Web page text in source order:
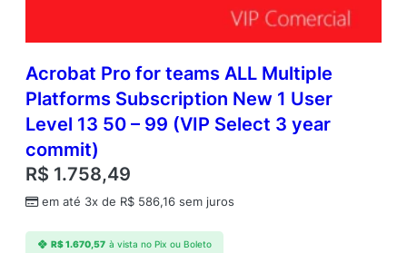
Acrobat Pro for teams ALL Multiple
Platforms Subscription New 1 User
Level 13 50 – 99 (VIP Select 3 year
commit)
R$ 1.758,49
em até 3x de R$ 586,16 sem juros
R$1.670,57 à vista no Pix ou Boleto